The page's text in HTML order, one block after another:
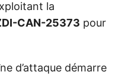
la
CAN-25373 pour
d’attaque démarre